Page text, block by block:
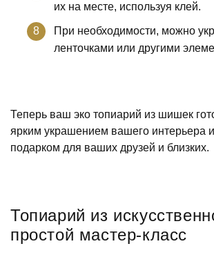
их на месте, используя клей.
При необходимости, можно
ленточками или другими
Теперь ваш эко топиарий из шишек
ярким украшением вашего интерьера
подарком для ваших друзей и близких.
Топиарий из
простой мастер-класс